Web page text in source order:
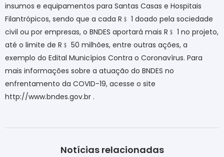
insumos e equipamentos para Santas Casas e Hospitais
Filantrópicos, sendo que a cada R ﹩ 1 doado pela sociedade
civil ou por empresas, o BNDES aportará mais R ﹩ 1 no projeto,
até o limite de R ﹩ 50 milhões, entre outras ações, a
exemplo do Edital Municípios Contra o Coronavírus. Para
mais informações sobre a atuação do BNDES no
enfrentamento da COVID-19, acesse o site
http://www.bndes.gov.br .
Notícias relacionadas